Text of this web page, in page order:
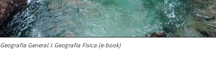
Geografía General I. Geografía Física (e-book)